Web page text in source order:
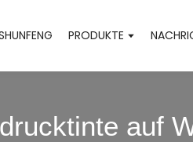
PRODUKTE
auf